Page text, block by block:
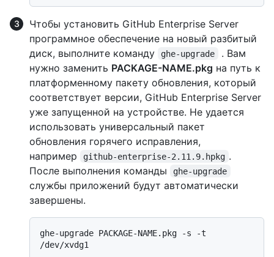
Чтобы установить GitHub Enterprise Server
программное обеспечение на новый разбитый
диск, выполните команду
ghe-upgrade
. Вам
нужно заменить PACKAGE-NAME.pkg на путь к
платформенному пакету обновления, который
соответствует версии, GitHub Enterprise Server
уже запущенной на устройстве. Не удается
использовать универсальный пакет
обновления горячего исправления,
например
github-enterprise-2.11.9.hpkg .
После выполнения команды
ghe-upgrade
службы приложений будут автоматически
завершены.
ghe-upgrade PACKAGE-NAME.pkg -s -t